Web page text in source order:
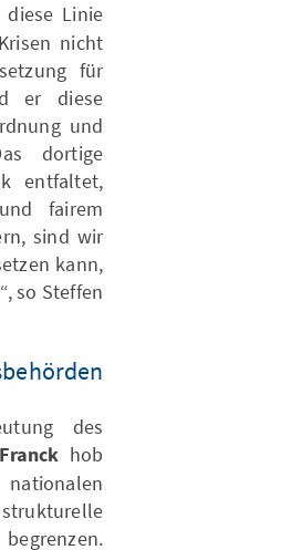
diese Linie
nicht
für
er diese
und
dortige
entfaltet,
fairem
sind wir
kann,
so Steffen.
des
hob